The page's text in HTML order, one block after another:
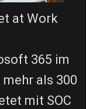
at Work
365 im
als 300
mit SOC